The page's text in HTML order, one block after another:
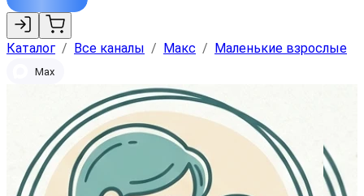
Каталог / Все каналы / Макс / Маленькие взрослые
Max